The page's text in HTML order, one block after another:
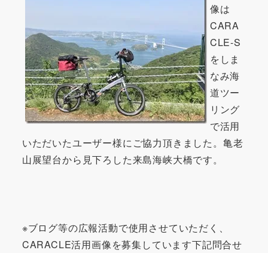
像は
CARA
CLE-S
をしま
なみ海
道ツー
リング
で活用
いただいたユーザー様にご協力頂きました。亀老
山展望台から見下ろした来島海峡大橋です。
※ブログ等の広報活動で使用させていただく、
CARACLE活用画像を募集しています下記問合せ